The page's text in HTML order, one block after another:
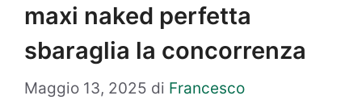
maxi naked perfetta
sbaraglia la concorrenza
Maggio 13, 2025 di Francesco